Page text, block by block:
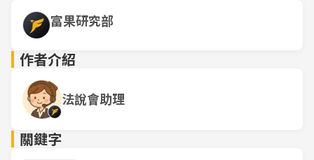
富果研究部
作者介紹
法說會助理
關鍵字